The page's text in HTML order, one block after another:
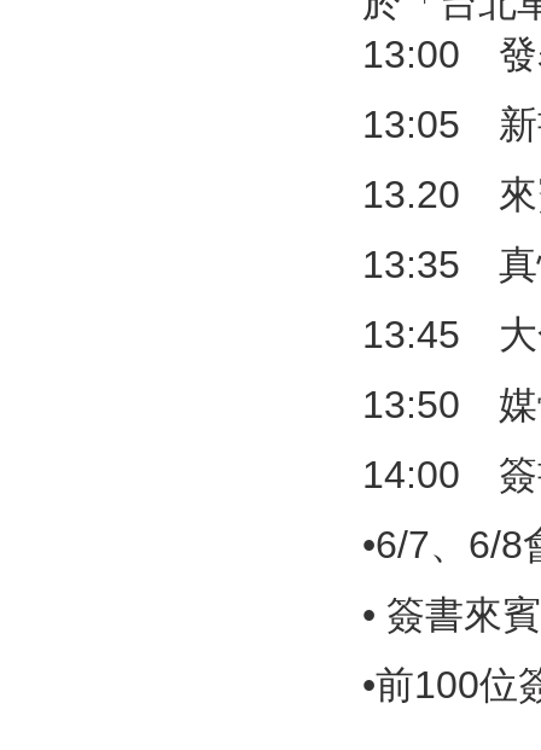
13:00 發
13:05 新
13.20 來
13:35 真
13:45 大
13:50 媒
14:00 簽
•6/7、6/
• 簽書來
•前100位